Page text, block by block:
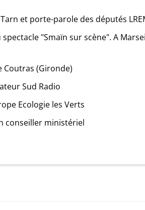
et porte-parole des députés
"Smaïn sur scène". A
Coutras (Gironde)
Sud Radio
Ecologie les Verts
conseiller ministériel